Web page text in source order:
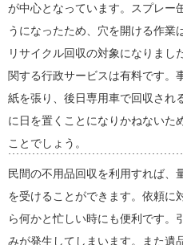
が中心となっています。スプレー
うになったため、穴を開ける作業
リサイクル回収の対象になりまし
関する行政サービスは有料です。
紙を張り、後日専用車で回収され
に日を置くことになりかねないた
ことでしょう。
民間の不用品回収を利用すれば、
を受けることができます。依頼に
ら何かと忙しい時にも便利です。
みが発生してしまいます。また遺